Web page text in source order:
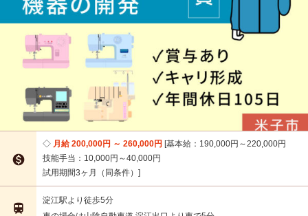

月給 200,000円 ～ 260,000円 基本給：190,000円～220,000円
技能手当：10,000円～40,000円
試用期間3ヶ月（同条件）

淀江駅より徒歩5分